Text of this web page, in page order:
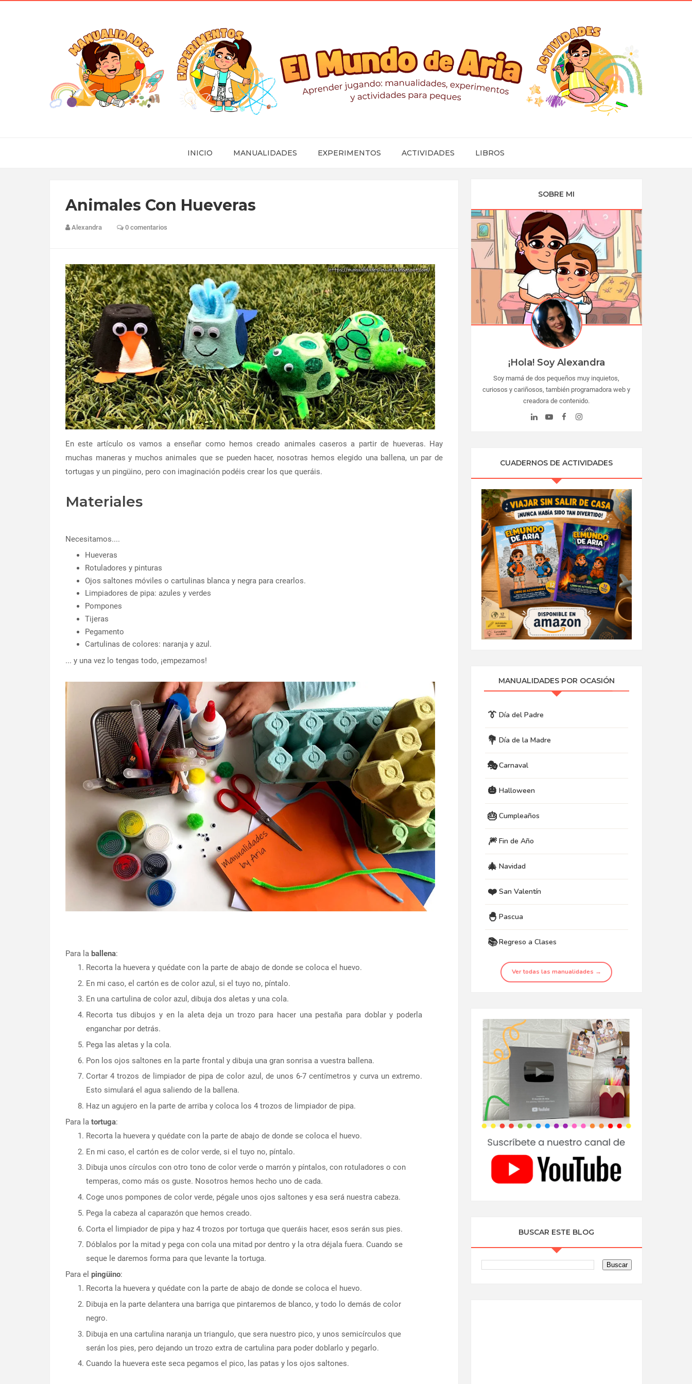
INICIO MANUALIDADES EXPERIMENTOS ACTIVIDADES LIBROS
Animales Con Hueveras
Alexandra 0 comentarios
En este artículo os vamos a enseñar como hemos creado animales caseros a partir de hueveras. Hay
muchas maneras y muchos animales que se pueden hacer, nosotras hemos elegido una ballena, un par de
tortugas y un pingüino, pero con imaginación podéis crear los que queráis.
Materiales
Necesitamos....
Hueveras
Rotuladores y pinturas
Ojos saltones móviles o cartulinas blanca y negra para crearlos.
Limpiadores de pipa: azules y verdes
Pompones
Tijeras
Pegamento
Cartulinas de colores: naranja y azul.
... y una vez lo tengas todo, ¡empezamos!
Para la ballena:
Recorta la huevera y quédate con la parte de abajo de donde se coloca el huevo.
En mi caso, el cartón es de color azul, si el tuyo no, píntalo.
En una cartulina de color azul, dibuja dos aletas y una cola.
Recorta tus dibujos y en la aleta deja un trozo para hacer una pestaña para doblar y poderla
enganchar por detrás.
Pega las aletas y la cola.
Pon los ojos saltones en la parte frontal y dibuja una gran sonrisa a vuestra ballena.
Cortar 4 trozos de limpiador de pipa de color azul, de unos 6-7 centímetros y curva un extremo.
Esto simulará el agua saliendo de la ballena.
Haz un agujero en la parte de arriba y coloca los 4 trozos de limpiador de pipa.
Para la tortuga:
Recorta la huevera y quédate con la parte de abajo de donde se coloca el huevo.
En mi caso, el cartón es de color verde, si el tuyo no, píntalo.
Dibuja unos círculos con otro tono de color verde o marrón y píntalos, con rotuladores o con
temperas, como más os guste. Nosotros hemos hecho uno de cada.
Coge unos pompones de color verde, pégale unos ojos saltones y esa será nuestra cabeza.
Pega la cabeza al caparazón que hemos creado.
Corta el limpiador de pipa y haz 4 trozos por tortuga que queráis hacer, esos serán sus pies.
Dóblalos por la mitad y pega con cola una mitad por dentro y la otra déjala fuera. Cuando se
seque le daremos forma para que levante la tortuga.
Para el pingüino:
Recorta la huevera y quédate con la parte de abajo de donde se coloca el huevo.
Dibuja en la parte delantera una barriga que pintaremos de blanco, y todo lo demás de color
negro.
Dibuja en una cartulina naranja un triangulo, que sera nuestro pico, y unos semicírculos que
serán los pies, pero dejando un trozo extra de cartulina para poder doblarlo y pegarlo.
Cuando la huevera este seca pegamos el pico, las patas y los ojos saltones.
SOBRE MI
¡Hola! Soy Alexandra
Soy mamá de dos pequeños muy inquietos,
curiosos y cariñosos, también programadora web y
creadora de contenido.
CUADERNOS DE ACTIVIDADES
MANUALIDADES POR OCASIÓN
👔 Día del Padre
💐 Día de la Madre
🎭Carnaval
🎃 Halloween
🎂 Cumpleaños
🎆 Fin de Año
🎄 Navidad
❤️ San Valentín
🐣 Pascua
📚Regreso a Clases
Ver todas las manualidades →
BUSCAR ESTE BLOG